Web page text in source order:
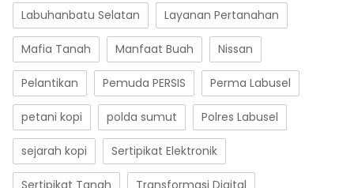
Labuhanbatu Selatan Layanan Pertanahan
Mafia Tanah Manfaat Buah Nissan
Pelantikan Pemuda PERSIS Perma Labusel
petani kopi polda sumut Polres Labusel
sejarah kopi Sertipikat Elektronik
Sertipikat Tanah Transformasi Digital